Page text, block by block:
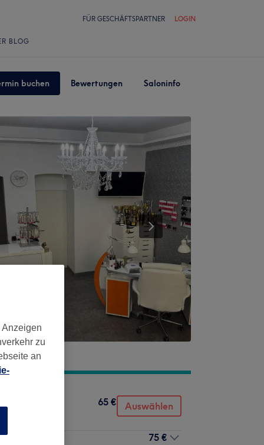
FÜR GESCHÄFTSPARTNER LOGIN
BLOG
buchen Bewertungen Saloninfo
65 € Auswählen
75 €
zu
an